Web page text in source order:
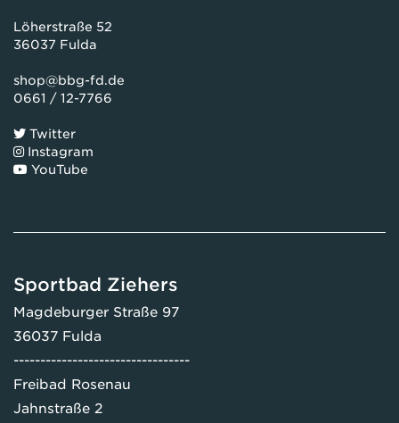
Löherstraße 52
36037 Fulda
shop@bbg-fd.de
0661 / 12-7766
Twitter
Instagram
YouTube
Sportbad Ziehers
Magdeburger Straße 97
36037 Fulda
---------------------------------
Freibad Rosenau
Jahnstraße 2